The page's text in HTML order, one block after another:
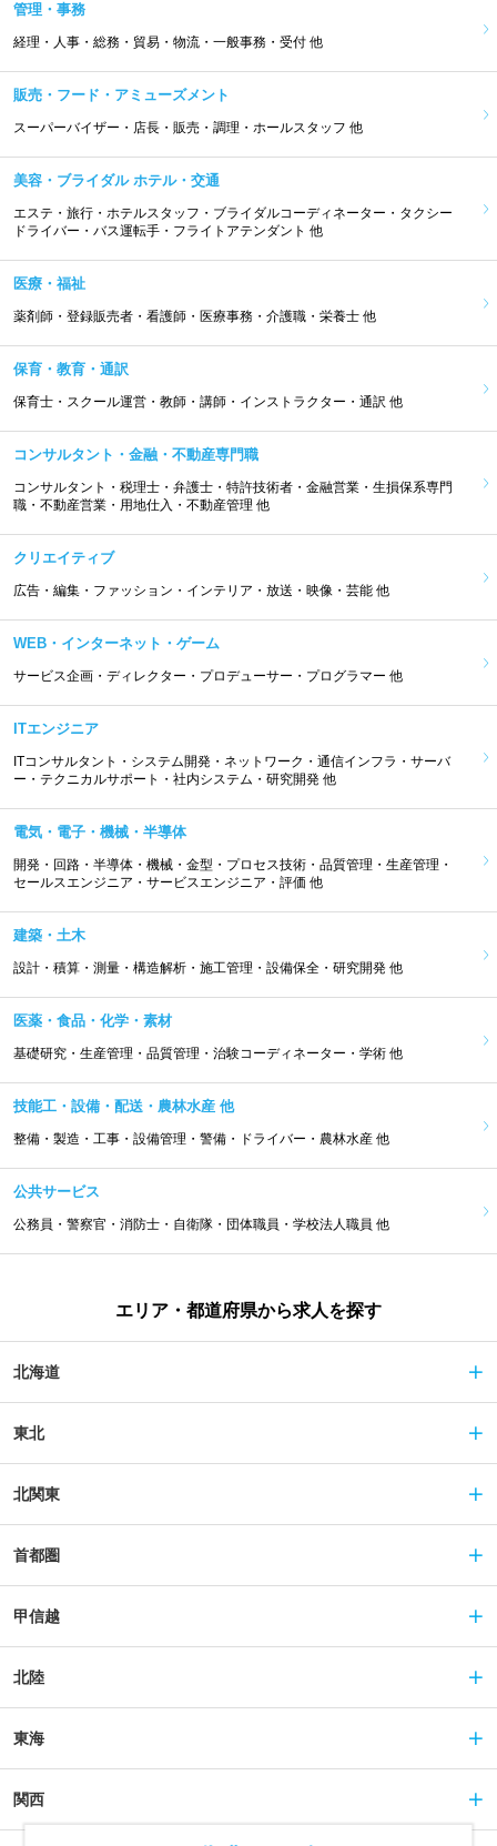
管理・事務
経理・人事・総務・貿易・物流・一般事務・受付 他
販売・フード・アミューズメント
スーパーバイザー・店長・販売・調理・ホールスタッフ 他
美容・ブライダル ホテル・交通
エステ・旅行・ホテルスタッフ・ブライダルコーディネーター・タクシー
ドライバー・バス運転手・フライトアテンダント 他
医療・福祉
薬剤師・登録販売者・看護師・医療事務・介護職・栄養士 他
保育・教育・通訳
保育士・スクール運営・教師・講師・インストラクター・通訳 他
コンサルタント・金融・不動産専門職
コンサルタント・税理士・弁護士・特許技術者・金融営業・生損保系専門
職・不動産営業・用地仕入・不動産管理 他
クリエイティブ
広告・編集・ファッション・インテリア・放送・映像・芸能 他
WEB・インターネット・ゲーム
サービス企画・ディレクター・プロデューサー・プログラマー 他
ITエンジニア
ITコンサルタント・システム開発・ネットワーク・通信インフラ・サーバ
ー・テクニカルサポート・社内システム・研究開発 他
電気・電子・機械・半導体
開発・回路・半導体・機械・金型・プロセス技術・品質管理・生産管理・
セールスエンジニア・サービスエンジニア・評価 他
建築・土木
設計・積算・測量・構造解析・施工管理・設備保全・研究開発 他
医薬・食品・化学・素材
基礎研究・生産管理・品質管理・治験コーディネーター・学術 他
技能工・設備・配送・農林水産 他
整備・製造・工事・設備管理・警備・ドライバー・農林水産 他
公共サービス
公務員・警察官・消防士・自衛隊・団体職員・学校法人職員 他
エリア・都道府県から求人を探す
北海道
東北
北関東
首都圏
甲信越
北陸
東海
関西